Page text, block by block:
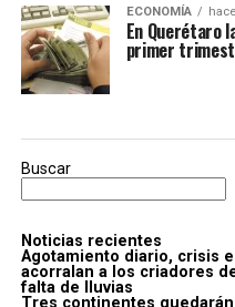
ECONOMÍA
En Querétaro
primer
Buscar
Noticias recientes
Agotamiento diario, crisis
acorralan a los criadores
falta de lluvias
Tres continentes